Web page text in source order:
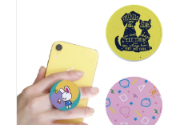
は、個性的なデザインやキ
ャラクター性を活かしたア
クスタが注目を集めること
間違いありません。 小ロッ
トからも対応が可能ですの
で是非お試しください。 各
ご注文サイズに納まるよう
していただくことができま
す。国内生産で短納期、小
ロットからの制作も承って
おりますので、お気軽にご
相談ください。
つデザインは、アメリカン
カルチャーに興味がある方
だけに限らず、多くのお客
様に響く魅力を持っていま
す。 またモーテルキーホル
ダーには全10色のカラーバ
リエーションをご用意して